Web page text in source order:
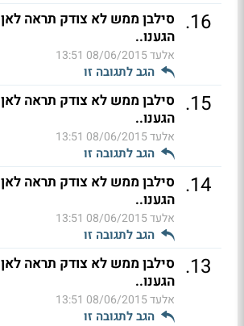
16
. סילבן ממש לא צודק תראה לאן
הגענו..
אלעד08/06/2015 13:51
הגב לתגובה זו
15
. סילבן ממש לא צודק תראה לאן
הגענו..
אלעד08/06/2015 13:51
הגב לתגובה זו
14
. סילבן ממש לא צודק תראה לאן
הגענו..
אלעד08/06/2015 13:51
הגב לתגובה זו
13
. סילבן ממש לא צודק תראה לאן
הגענו..
אלעד08/06/2015 13:51
הגב לתגובה זו